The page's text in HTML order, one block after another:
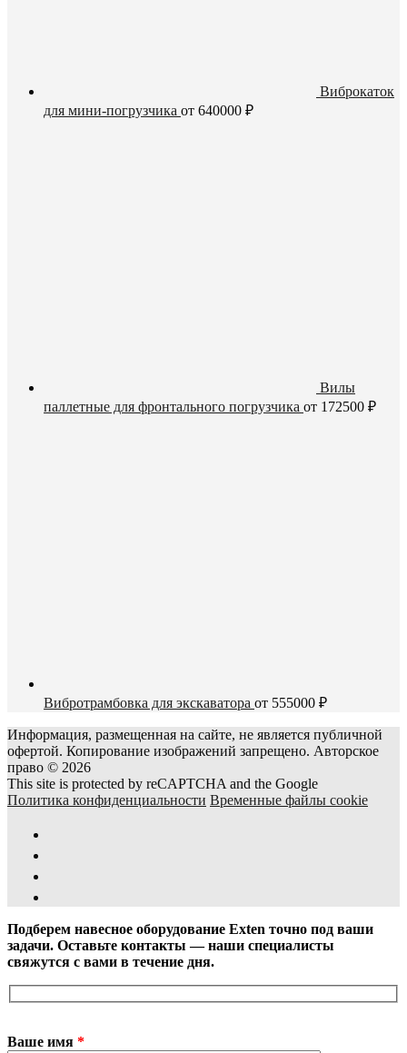
Виброкаток
для мини-погрузчика от 640000 ₽
Вилы
паллетные для фронтального погрузчика от 172500 ₽
Вибротрамбовка для экскаватора от 555000 ₽
Информация, размещенная на сайте, не является публичной
офертой. Копирование изображений запрещено. Авторское
право © 2026
This site is protected by reCAPTCHA and the Google
Политика конфиденциальности Временные файлы cookie
Подберем навесное оборудование Exten точно под ваши
задачи. Оставьте контакты — наши специалисты
свяжутся с вами в течение дня.
Ваше имя *